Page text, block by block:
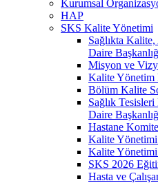
Kurumsal
HAP
SKS Kalite Yönetimi
Sağlıkta
Daire
Misyon ve
Kalite Yönetim
Bölüm Kalite
Sağlık
Daire
Hastane
Kalite Yönetimi
Kalite Yönetimi
SKS 2026
Hasta ve